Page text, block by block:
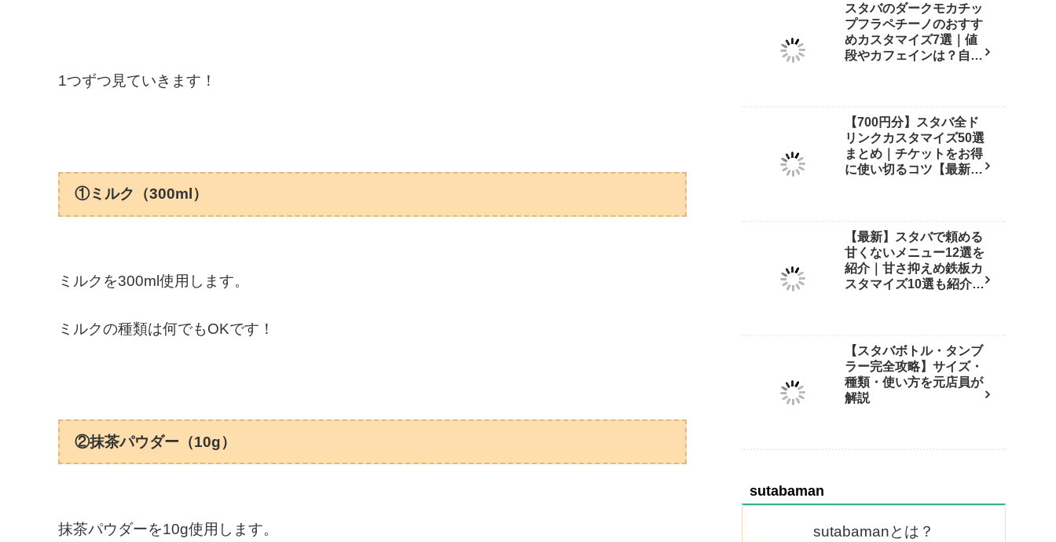
1つずつ見ていきます！
①ミルク（300ml）
ミルクを300ml使用します。
ミルクの種類は何でもOKです！
②抹茶パウダー（10g）
抹茶パウダーを10g使用します。
スタバのダークモカチッ
プフラペチーノのおすす
めカスタマイズ7選｜値
段やカフェインは？自宅
【700円分】スタバ全ド
リンクカスタマイズ50選
まとめ｜チケットをお得
に使い切るコツ【最新
【最新】スタバで頼める
甘くないメニュー12選を
紹介｜甘さ抑えめ鉄板カ
スタマイズ10選も紹介
【スタバボトル・タンブ
ラー完全攻略】サイズ・
種類・使い方を元店員が
解説
sutabaman
sutabamanとは？